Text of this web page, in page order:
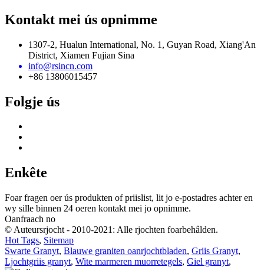
Kontakt mei ús opnimme
1307-2, Hualun International, No. 1, Guyan Road, Xiang'An
District, Xiamen Fujian Sina
info@rsincn.com
+86 13806015457
Folgje ús
Enkête
Foar fragen oer ús produkten of priislist, lit jo e-postadres achter en
wy sille binnen 24 oeren kontakt mei jo opnimme.
Oanfraach no
© Auteursrjocht - 2010-2021: Alle rjochten foarbehâlden.
Hot Tags, Sitemap
Swarte Granyt, Blauwe graniten oanrjochtbladen, Griis Granyt,
Ljochtgriis granyt, Wite marmeren muorretegels, Giel granyt,